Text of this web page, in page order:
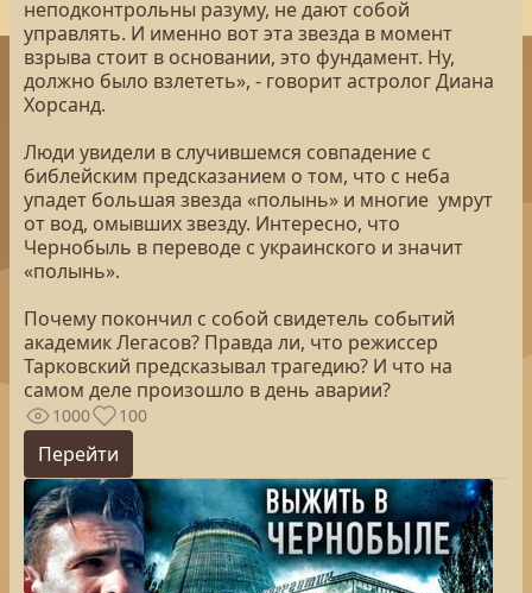
неподконтрольны разуму, не дают собой
управлять. И именно вот эта звезда в момент
взрыва стоит в основании, это фундамент. Ну,
должно было взлететь», - говорит астролог Диана
Хорсанд.
Люди увидели в случившемся совпадение с
библейским предсказанием о том, что с неба
упадет большая звезда «полынь» и многие умрут
от вод, омывших звезду. Интересно, что
Чернобыль в переводе с украинского и значит
«полынь».
Почему покончил с собой свидетель событий
академик Легасов? Правда ли, что режиссер
Тарковский предсказывал трагедию? И что на
самом деле произошло в день аварии?
1000 100
Перейти